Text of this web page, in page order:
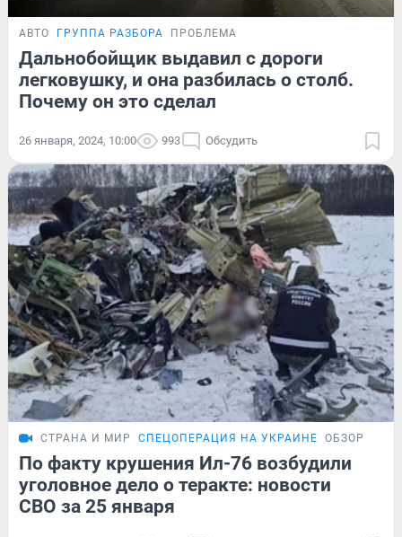
АВТО ГРУППА РАЗБОРА ПРОБЛЕМА
Дальнобойщик выдавил с дороги
легковушку, и она разбилась о столб.
Почему он это сделал
26 января, 2024, 10:00 993 Обсудить
СТРАНА И МИР СПЕЦОПЕРАЦИЯ НА УКРАИНЕ ОБЗОР
По факту крушения Ил-76 возбудили
уголовное дело о теракте: новости
СВО за 25 января